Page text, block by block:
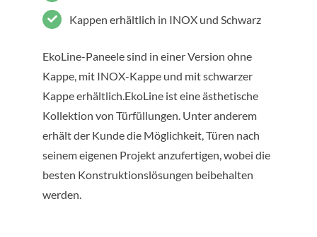
Kappen erhältlich in INOX und Schwarz
EkoLine-Paneele sind in einer Version ohne
Kappe, mit INOX-Kappe und mit schwarzer
Kappe erhältlich.EkoLine ist eine ästhetische
Kollektion von Türfüllungen. Unter anderem
erhält der Kunde die Möglichkeit, Türen nach
seinem eigenen Projekt anzufertigen, wobei die
besten Konstruktionslösungen beibehalten
werden.